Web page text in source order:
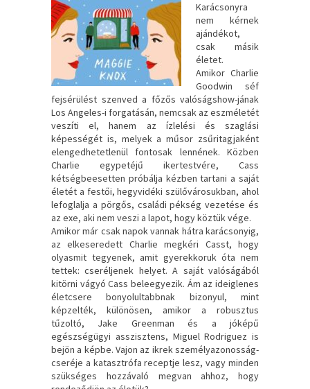
Karácsonyra ​
nem kérnek
ajándékot,
csak másik
életet.
Amikor Charlie
Goodwin séf
fejsérülést szenved a főzős valóságshow-jának
Los Angeles-i forgatásán, nemcsak az eszméletét
veszíti el, hanem az ízlelési és szaglási
képességét is, melyek a műsor zsűritagjaként
elengedhetetlenül fontosak lennének. Közben
Charlie egypetéjű ikertestvére, Cass
kétségbeesetten próbálja kézben tartani a saját
életét a festői, hegyvidéki szülővárosukban, ahol
lefoglalja a pörgős, családi pékség vezetése és
az exe, aki nem veszi a lapot, hogy köztük vége.
Amikor már csak napok vannak hátra karácsonyig,
az elkeseredett Charlie megkéri Casst, hogy
olyasmit tegyenek, amit gyerekkoruk óta nem
tettek: cseréljenek helyet. A saját valóságából
kitörni vágyó Cass beleegyezik. Ám az ideiglenes
életcsere bonyolultabbnak bizonyul, mint
képzelték, különösen, amikor a robusztus
tűzoltó, Jake Greenman és a jóképű
egészségügyi asszisztens, Miguel Rodriguez is
bejön a képbe. Vajon az ikrek személyazonosság-
cseréje a katasztrófa receptje lesz, vagy minden
szükséges hozzávaló megvan ahhoz, hogy